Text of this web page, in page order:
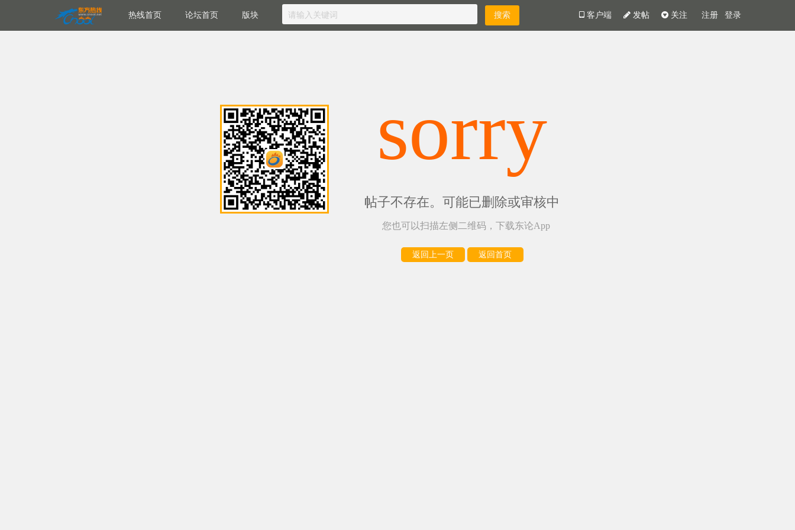
热线首页 论坛首页 版块 注册 登录
关注
发帖
客户端
sorry
帖子不存在。可能已删除或审核中
您也可以扫描左侧二维码，下载东论App
返回上一页 返回首页